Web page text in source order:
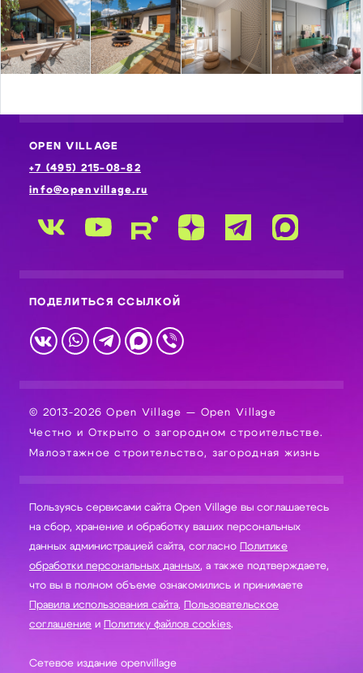
OPEN VILLAGE
+7 (495) 215-08-82
info@openvillage.ru
ПОДЕЛИТЬСЯ ССЫЛКОЙ
© 2013-2026 Open Village — Open Village
Честно и Открыто о загородном строительстве.
Малоэтажное строительство, загородная жизнь
Пользуясь сервисами сайта Open Village вы соглашаетесь
на сбор, хранение и обработку ваших персональных
данных администрацией сайта, согласно
Политике
обработки персональных данных, а также подтверждаете,
что вы в полном объеме ознакомились и принимаете
Правила использования сайта,
Пользовательское
соглашение и Политику файлов cookies.
Сетевое издание openvillage